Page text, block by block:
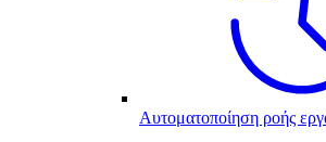
Αυτοματοποίηση ροής